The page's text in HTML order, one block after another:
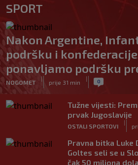
SPORT
Nakon Argentine,
podršku i
ponavljamo podršku
NOGOMET
|
prije 31 min
| 0
Tužne vijesti:
prvak Jugoslavije
OSTALI SPORTOVI
|
Pravna bitka Luke
Goltes seli se u
čak 50 miliona